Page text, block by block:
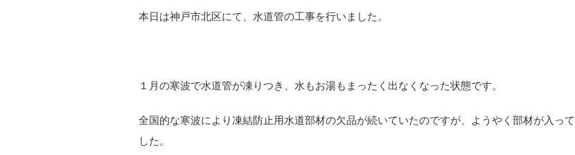
本日は神戸市北区にて、水道管の工事を行いました。
１月の寒波で水道管が凍りつき、水もお湯もまったく出なくなった状態です。
全国的な寒波により凍結防止用水道部材の欠品が続いていたのですが、ようやく部材が入っ
した。